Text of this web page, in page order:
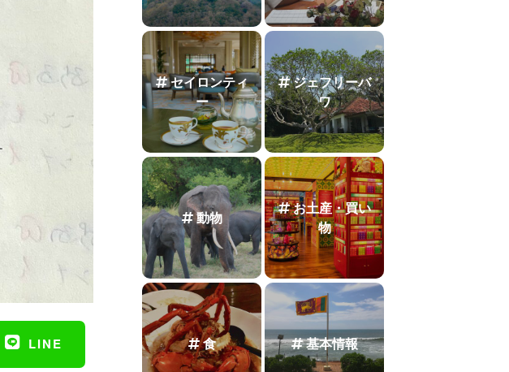
LINE
セイロンティ
ー
ジェフリーバ
ワ
動物
お土産・買い
物
食 基本情報